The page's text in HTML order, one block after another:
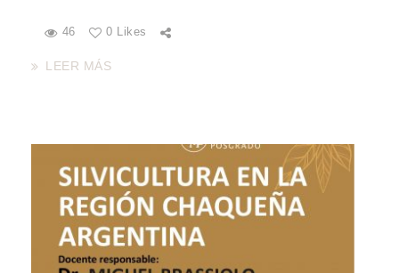
46 0 Likes
LEER MÁS